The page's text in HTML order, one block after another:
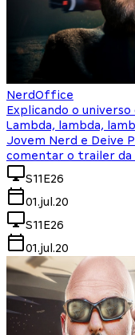
NerdOffice
Explicando o universo
Lambda, lambda,
Jovem Nerd e Deive
comentar o trailer da
S11E26
01.jul.20
S11E26
01.jul.20